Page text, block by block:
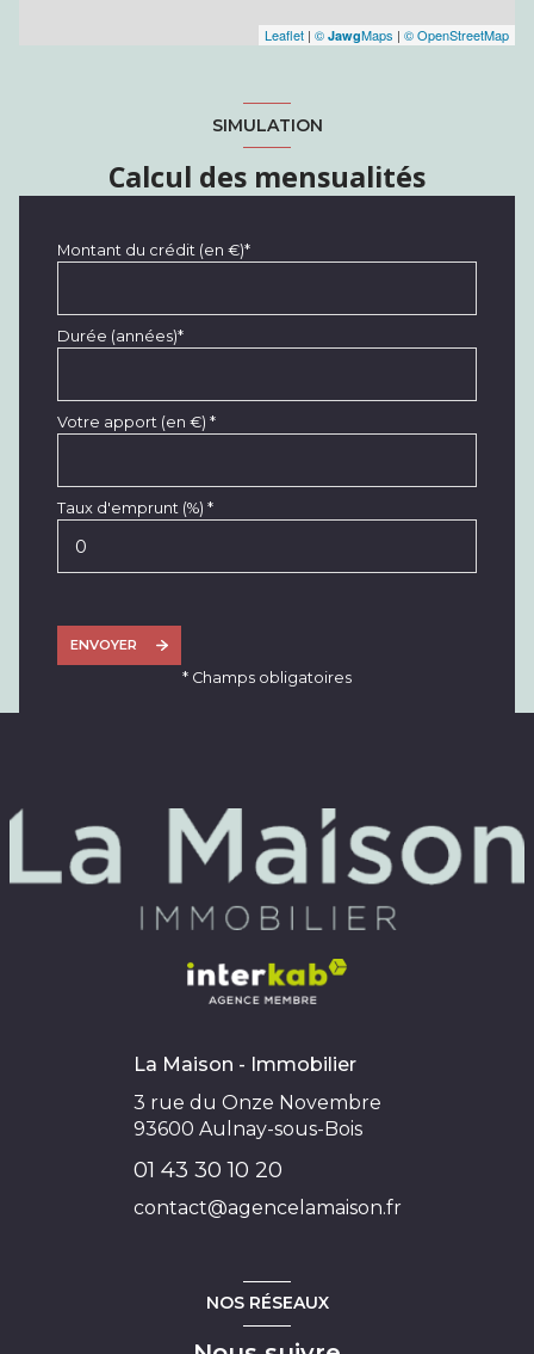
Leaflet | © JawgMaps | © OpenStreetMap
SIMULATION
Calcul des mensualités
Montant du crédit (en €)*
Durée (années)*
Votre apport (en €) *
Taux d'emprunt (%) *
ENVOYER
* Champs obligatoires
La Maison - Immobilier
3 rue du Onze Novembre
93600 Aulnay-sous-Bois
01 43 30 10 20
contact@agencelamaison.fr
NOS RÉSEAUX